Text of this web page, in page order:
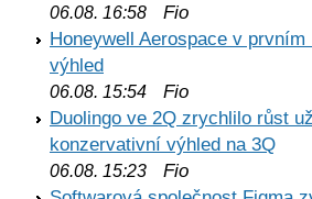
06.08. 16:58 Fio
Honeywell Aerospace v
výhled
06.08. 15:54 Fio
Duolingo ve 2Q zrychlilo růst
konzervativní výhled na 3Q
06.08. 15:23 Fio